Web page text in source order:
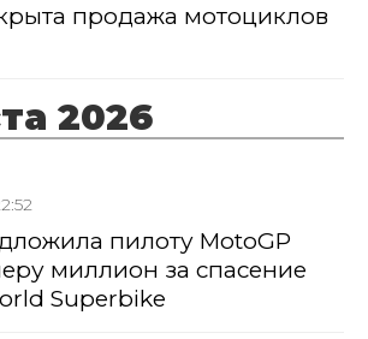
продажа мотоциклов
2026
пилоту MotoGP
миллион за спасение
Superbike